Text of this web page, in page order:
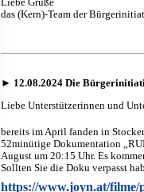
das (Kern)-Team der
► 12.08.2024 Die
Liebe Unterstützerinnen und
bereits im April fanden in
52minütige Dokumentation
August um 20:15 Uhr. Es
Sollten Sie die Doku verpasst
https://www.joyn.at/